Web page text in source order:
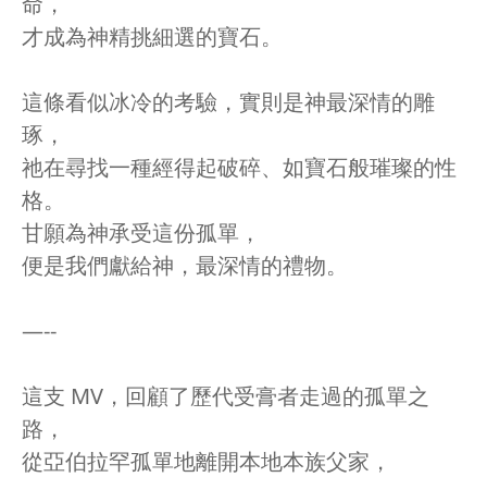
才成為神精挑細選的寶石。
這條看似冰冷的考驗，實則是神最深情的雕
琢，
祂在尋找一種經得起破碎、如寶石般璀璨的性
格。
甘願為神承受這份孤單，
便是我們獻給神，最深情的禮物。
—--
這支 MV，回顧了歷代受膏者走過的孤單之
路，
從亞伯拉罕孤單地離開本地本族父家，